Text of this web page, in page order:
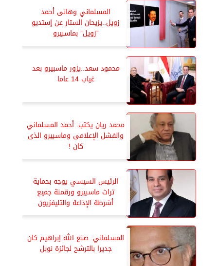
المسلماني وهانى أحمد
زويل..يزيحان الستار عن إستديو
”زويل” بماسبيرو
محمود سعد..يزور ماسبيرو بعد
غياب 14 عاما
محمد ريان يكتب: أحمد المسلماني
والفشل الإعلامى وماسبيرو الذى
كان !
الرئيس السيسي يوجه بحماية
تراث ماسبيرو ورقمنة جميع
أشرطة الإذاعة والتليفزيون
المسلماني: صنع الله إبراهيم كان
جديرا بالترشح لجائزة نوبل